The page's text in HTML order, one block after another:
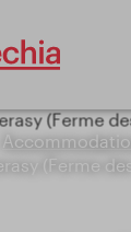
(Ferme